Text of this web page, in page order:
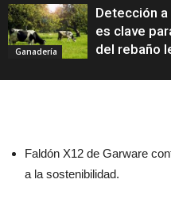
Ganadería
Detección
es clave
del rebaño
Faldón X12 de Garware
a la sostenibilidad.